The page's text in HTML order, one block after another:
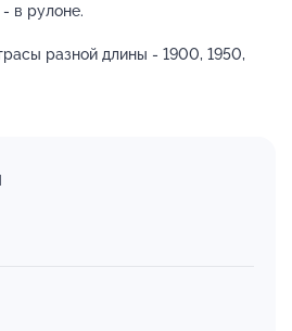
в рулоне.
разной длины - 1900, 1950,